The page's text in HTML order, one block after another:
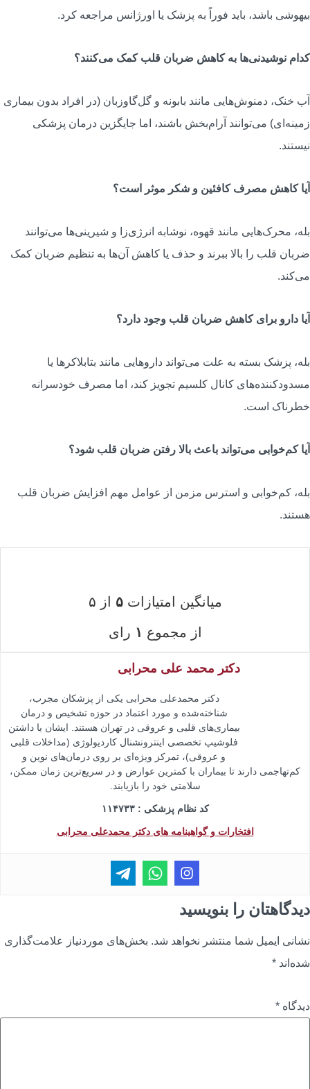
باشد، باید فوراً به پزشک یا اورژانس مراجعه کرد.
نوشیدنی‌ها به کاهش ضربان قلب کمک می‌کنند؟
خنک، دمنوش‌هایی مانند بابونه و گل‌گاوزبان (در افراد بدون بیماری
می‌توانند آرام‌بخش باشند، اما جایگزین درمان پزشکی
کاهش مصرف کافئین و شکر موثر است؟
محرک‌هایی مانند قهوه، نوشابه انرژی‌زا و شیرینی‌ها می‌توانند
قلب را بالا ببرند و حذف یا کاهش آن‌ها به تنظیم ضربان کمک
دارو برای کاهش ضربان قلب وجود دارد؟
پزشک بسته به علت می‌تواند داروهایی مانند بتابلاکرها یا
کانال کلسیم تجویز کند، اما مصرف خودسرانه
است.
کم‌خوابی می‌تواند باعث بالا رفتن ضربان قلب شود؟
کم‌خوابی و استرس مزمن از عوامل مهم افزایش ضربان قلب
میانگین امتیازات ۵ از ۵
از مجموع ۱ رای
دکتر محمد علی محرابی
دکتر محمدعلی محرابی یکی از پزشکان مجرب،
شناخته‌شده و مورد اعتماد در حوزه تشخیص و درمان
بیماری‌های قلبی و عروقی در تهران هستند. ایشان با داشتن
فلوشیپ تخصصی اینترونشنال کاردیولوژی (مداخلات قلبی
و عروقی)، تمرکز ویژه‌ای بر روی درمان‌های نوین و
کم‌تهاجمی دارند تا بیماران با کمترین عوارض و در سریع‌ترین زمان ممکن،
سلامتی خود را بازیابند.
کد نظام پزشکی : ۱۱۴۷۳۳
افتخارات و گواهینامه های دکتر محمدعلی محرابی
را بنویسید
ایمیل شما منتشر نخواهد شد. بخش‌های موردنیاز علامت‌گذاری
*
*